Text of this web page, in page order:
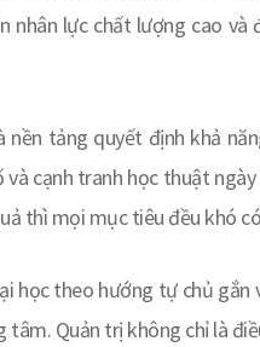
lực chất lượng cao
tảng quyết định khả
cạnh tranh học thuật
thì mọi mục tiêu đều khó
học theo hướng tự chủ
Quản trị không chỉ là